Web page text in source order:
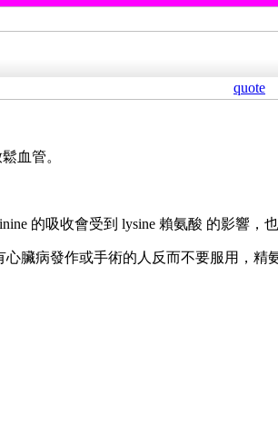
quote
血管。
的吸收會受到 lysine 賴氨酸 的影響，
臟病發作或手術的人反而不要服用， 精